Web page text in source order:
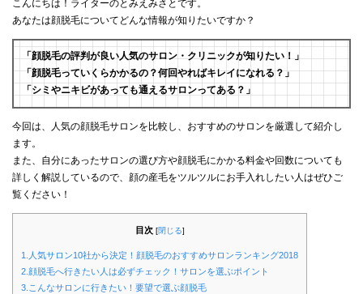
こんにちは！ライターのとみえみさとです。
あなたは顔脱毛についてどんな情報が知りたいですか？
「顔脱毛の評判が良い人気のサロン・クリニックが知りたい！」
「顔脱毛っていくらかかるの？何回やればキレイになれる？」
「シミやニキビがあっても通えるサロンってある？」
今回は、人気の顔脱毛サロンを比較し、おすすめのサロンを厳選して紹介し
ます。
また、自分にあったサロンの選び方や顔脱毛にかかる料金や回数についても
詳しく解説しているので、顔の産毛をツルツルにお手入れしたい人はぜひご
覧ください！
目次 [閉じる]
1.人気サロン10社から決定！顔脱毛のおすすめサロンランキング2018
2.顔脱毛へ行きたい人は必ずチェック！サロンを選ぶポイント
3.こんなサロンに行きたい！要望で選ぶ顔脱毛